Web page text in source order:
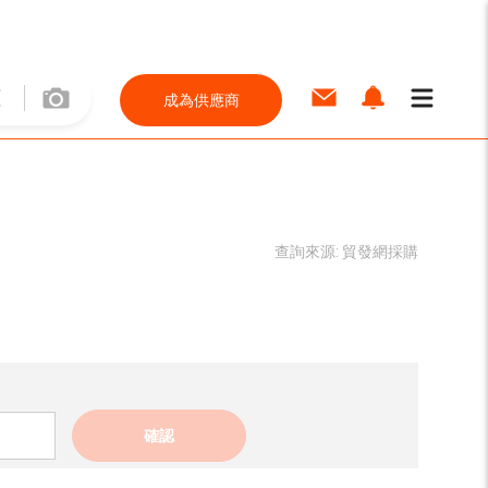
成為供應商
查詢來源: 貿發網採購
確認